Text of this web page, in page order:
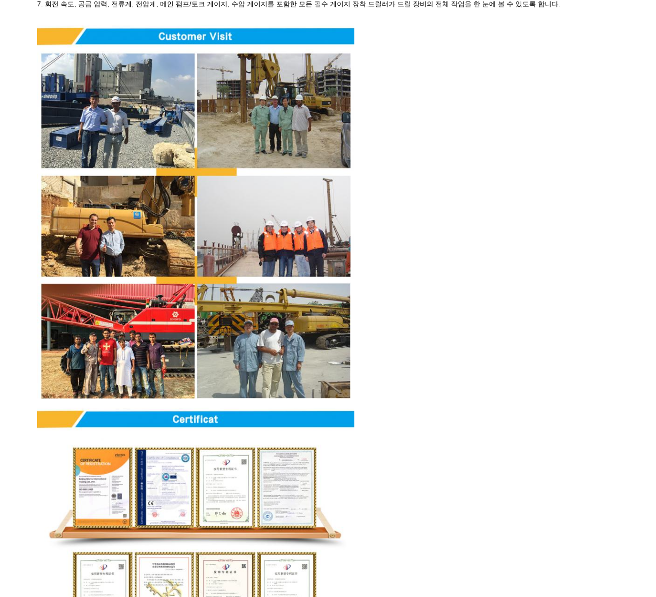
7. 회전 속도, 공급 압력, 전류계, 전압계, 메인 펌프/토크 게이지, 수압 게이지를 포함한 모든 필수 게이지 장착.드릴러가 드릴 장비의 전체 ​​작업을 한 눈에 볼 수 있도록 합니다.